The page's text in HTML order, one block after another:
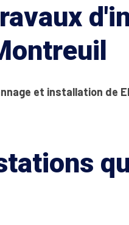
et installation de